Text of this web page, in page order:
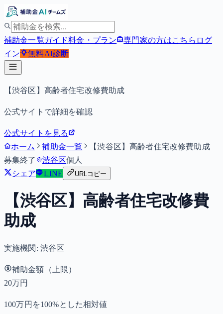
補助金一覧ガイド料金・プラン 専門家の方はこちら ログ
イン
無料AI診断
【渋谷区】高齢者住宅改修費助成
公式サイトで詳細を確認
公式サイトを見る
ホーム
補助金一覧
【渋谷区】高齢者住宅改修費助成
募集終了
渋谷区個人
シェア
LINE URLコピー
【渋谷区】高齢者住宅改修費
助成
実施機関: 渋谷区
補助金額（上限）
20万円
100万円を100%とした相対値